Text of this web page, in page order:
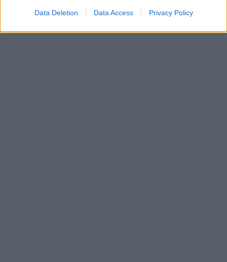
Data Deletion Data Access Privacy Policy